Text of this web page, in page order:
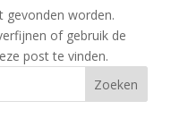
gevonden worden.
of gebruik de
post te vinden.
Zoeken